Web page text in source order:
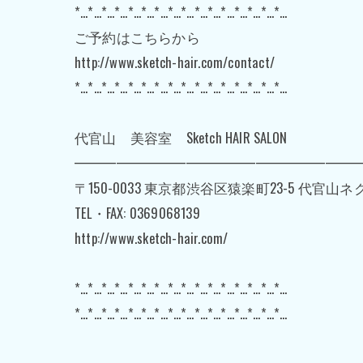
*…*…*…*…*…*…*…*…*…*…*…*…*…*…*…*…
ご予約はこちらから
http://www.sketch-hair.com/contact/
*…*…*…*…*…*…*…*…*…*…*…*…*…*…*…*…
代官山 美容室 Sketch HAIR SALON
〒150-0033 東京都渋谷区猿楽町23-5 代官山ネ
TEL・FAX: 0369068139
http://www.sketch-hair.com/
*…*…*…*…*…*…*…*…*…*…*…*…*…*…*…*…
*…*…*…*…*…*…*…*…*…*…*…*…*…*…*…*…